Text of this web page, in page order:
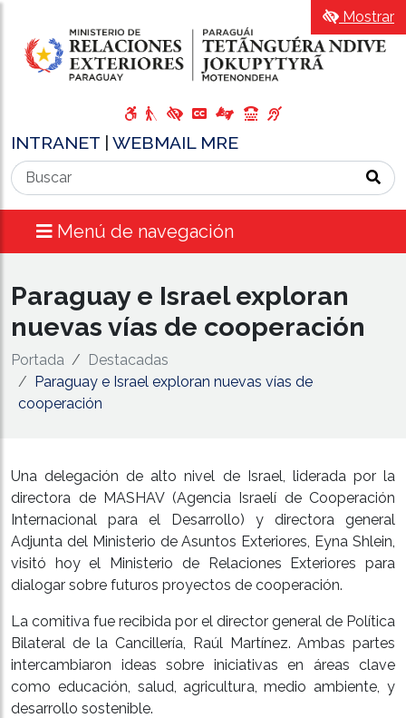
INTRANET WEBMAIL MRE
Menú de navegación
Mostrar
Paraguay e Israel exploran
nuevas vías de cooperación
Portada
Destacadas
Paraguay e Israel exploran nuevas vías de
cooperación
Una delegación de alto nivel de Israel, liderada por la
directora de MASHAV (Agencia Israelí de Cooperación
Internacional para el Desarrollo) y directora general
Adjunta del Ministerio de Asuntos Exteriores, Eyna Shlein,
visitó hoy el Ministerio de Relaciones Exteriores para
dialogar sobre futuros proyectos de cooperación.
La comitiva fue recibida por el director general de Política
Bilateral de la Cancillería, Raúl Martínez. Ambas partes
intercambiaron ideas sobre iniciativas en áreas clave
como educación, salud, agricultura, medio ambiente, y
desarrollo sostenible.